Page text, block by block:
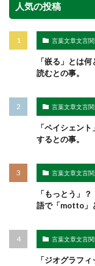
人気の投稿
言葉文章文言関
「嵌る」とは
読むとの事。
言葉文章文言関
「ペイシェン
するとの事。
言葉文章文言関
「もっとう」
語で「motto」
言葉文章文言関
「ジオグラフ